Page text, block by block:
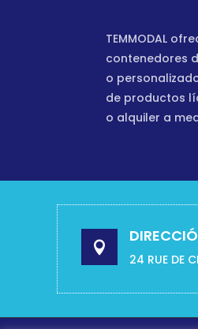
TEMMODAL
contenedores
o
de productos
o alquiler a

24 RUE DE